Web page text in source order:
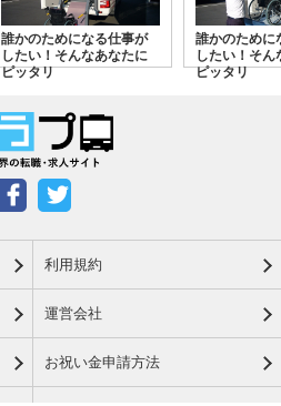
誰かのためになる仕事が
したい！そんなあなたに
ピッタリ
誰かのために
したい！そん
ピッタリ
利用規約
運営会社
お祝い金申請方法